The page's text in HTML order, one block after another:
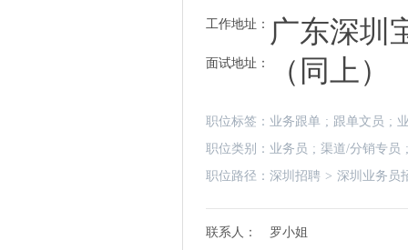
工作地址： 广东深圳
面试地址： （同上）
职位标签： 业务跟单 ; 跟单文员 ;
职位类别： 业务员 ; 渠道/分销专员 ;
职位路径： 深圳招聘 > 深圳业务员
联系人：
罗小姐